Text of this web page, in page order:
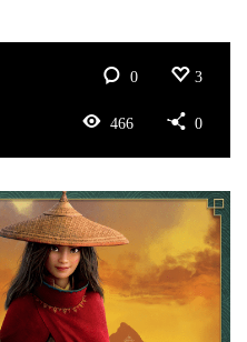
0 3
466 0